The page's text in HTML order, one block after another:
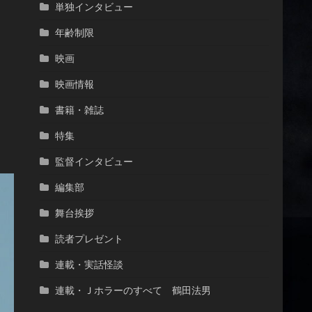
単独インタビュー
年齢制限
映画
映画情報
書籍・雑誌
特集
監督インタビュー
編集部
舞台挨拶
読者プレゼント
連載・実話怪談
連載・Ｊホラーのすべて 鶴田法男